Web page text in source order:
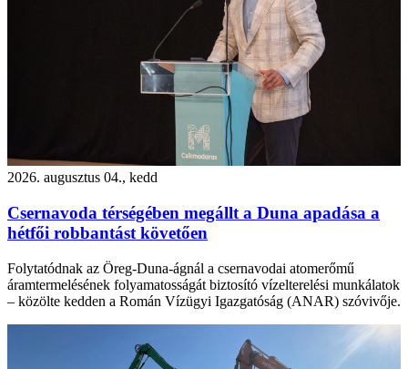
2026. augusztus 04., kedd
Csernavoda térségében megállt a Duna apadása a
hétfői robbantást követően
Folytatódnak az Öreg-Duna-ágnál a csernavodai atomerőmű
áramtermelésének folyamatosságát biztosító vízelterelési munkálatok
– közölte kedden a Román Vízügyi Igazgatóság (ANAR) szóvivője.